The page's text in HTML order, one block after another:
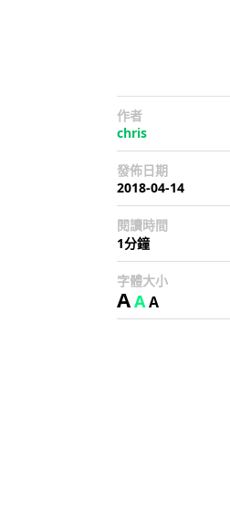
作者
chris
發佈日期
2018-04-14
閱讀時間
1分鐘
字體大小
AAA